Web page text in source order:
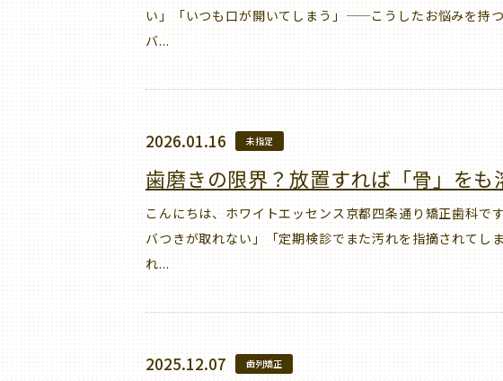
い」「いつも口が開いてしまう」——こうしたお悩みを持
バ...
2026.01.16 未指定
歯磨きの限界？放置すれば「骨」を
こんにちは、ホワイトエッセンス京都四条通り矯正歯科で
バつきが取れない」「定期検診でまた汚れを指摘されてし
れ...
2025.12.07 歯列矯正